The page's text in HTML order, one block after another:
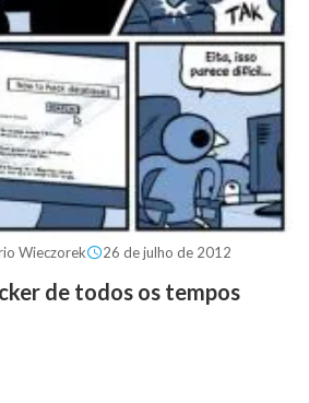
Wieczorek 26 de julho de 2012
de todos os tempos